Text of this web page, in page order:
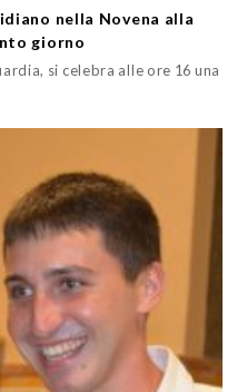
nella Novena alla
giorno
si celebra alle ore 16 una